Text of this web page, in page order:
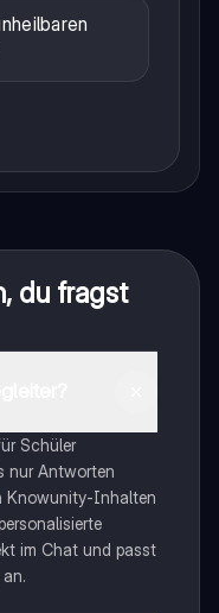
du fragst
Schüler
nur Antworten
Knowunity-Inhalten
im Chat und passt